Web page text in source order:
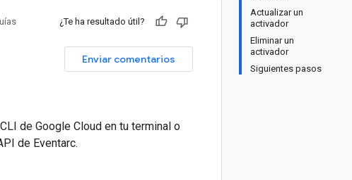
Actualizar un
activador
Eliminar un
activador
Siguientes pasos
¿Te ha resultado útil?
Enviar comentarios
de Google Cloud en tu terminal o
de Eventarc.